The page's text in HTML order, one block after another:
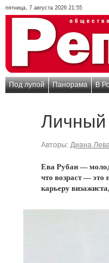
пятница, 7 августа 2026 21:55
Под лупой Панорама В
Личный
Авторы: Диана
Ева Рубан —
что возраст — это
карьеру